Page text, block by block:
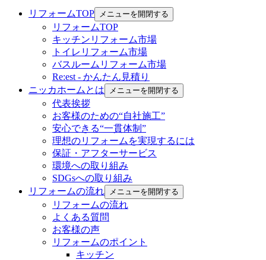
リフォームTOP メニューを開閉する
リフォームTOP
キッチンリフォーム市場
トイレリフォーム市場
バスルームリフォーム市場
Re:est - かんたん見積り
ニッカホームとは
メニューを開閉する
代表挨拶
お客様のための“自社施工”
安心できる“一貫体制”
理想のリフォームを実現するには
保証・アフターサービス
環境への取り組み
SDGsへの取り組み
リフォームの流れ
メニューを開閉する
リフォームの流れ
よくある質問
お客様の声
リフォームのポイント
キッチン